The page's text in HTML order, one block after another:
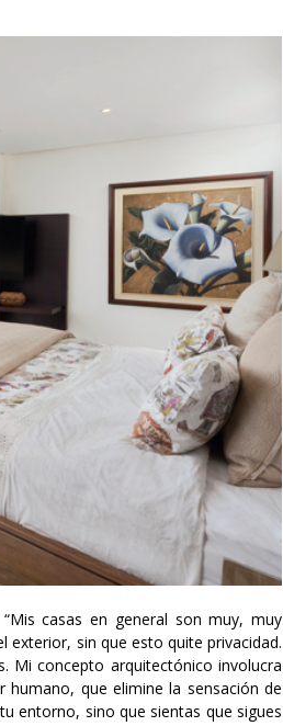
casas en general son muy, muy
exterior, sin que esto quite privacidad.
Mi concepto arquitectónico involucra
que elimine la sensación de
entorno, sino que sientas que sigues